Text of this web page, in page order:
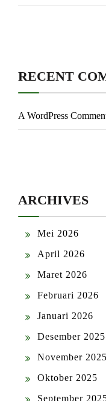
RECENT
A WordPress
ARCHIVES
Mei 2026
April 2026
Maret 2026
Februari 2026
Januari 2026
Desember 2025
November 2025
Oktober 2025
September